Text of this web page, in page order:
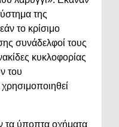
της
το κρίσιμο
συνάδελφοί τους
κυκλοφορίας
του
τα ύποπτα οχήματα